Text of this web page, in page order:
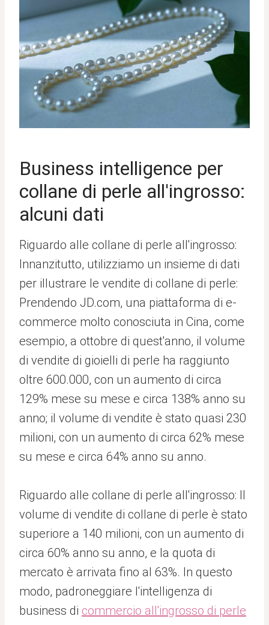
Business intelligence per
collane di perle all'ingrosso:
alcuni dati
Riguardo alle collane di perle all'ingrosso:
Innanzitutto, utilizziamo un insieme di dati
per illustrare le vendite di collane di perle:
Prendendo JD.com, una piattaforma di e-
commerce molto conosciuta in Cina, come
esempio, a ottobre di quest'anno, il volume
di vendite di gioielli di perle ha raggiunto
oltre 600.000, con un aumento di circa
129% mese su mese e circa 138% anno su
anno; il volume di vendite è stato quasi 230
milioni, con un aumento di circa 62% mese
su mese e circa 64% anno su anno.
Riguardo alle collane di perle all'ingrosso: Il
volume di vendite di collane di perle è stato
superiore a 140 milioni, con un aumento di
circa 60% anno su anno, e la quota di
mercato è arrivata fino al 63%. In questo
modo, padroneggiare l'intelligenza di
business di commercio all'ingrosso di perle